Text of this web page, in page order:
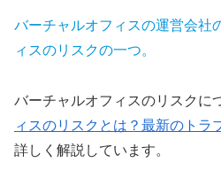
バーチャルオフィスの運営会社
ィスのリスクの一つ。
バーチャルオフィスのリスクに
ィスのリスクとは？最新のトラ
詳しく解説しています。